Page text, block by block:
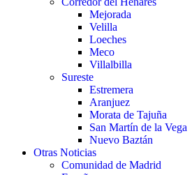
Mejorada
Velilla
Loeches
Meco
Villalbilla
Sureste
Estremera
Aranjuez
Morata de Tajuña
San Martín de la Vega
Nuevo Baztán
Otras Noticias
Comunidad de Madrid